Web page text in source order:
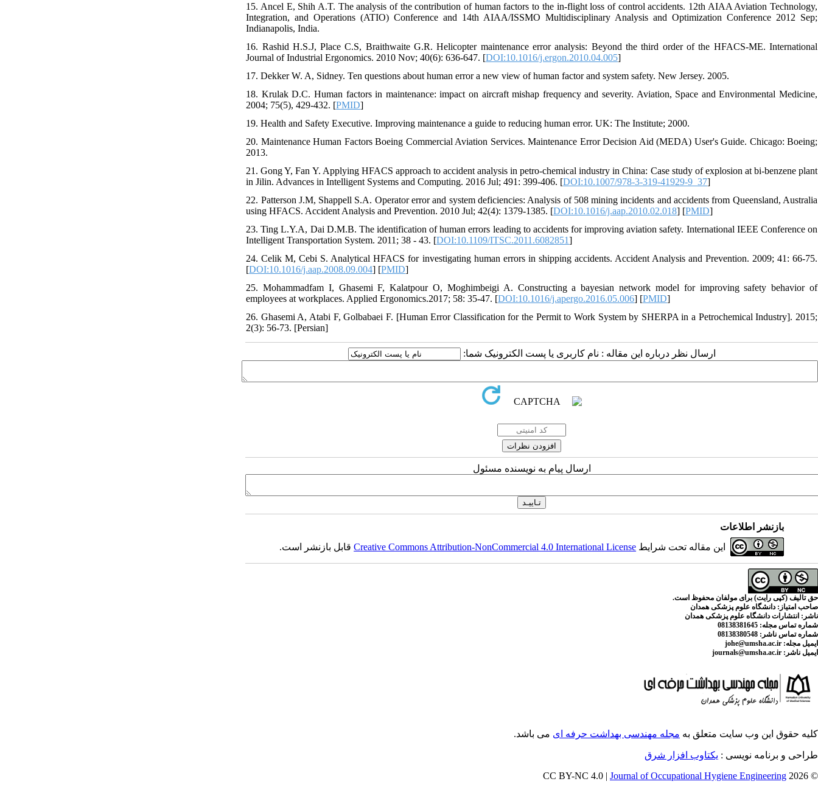
15. Ancel E, Shih A.T. The analysis of the contribution of human factors to the in-flight loss of control accidents. 12th AIAA Aviation Technology,
Integration, and Operations (ATIO) Conference and 14th AIAA/ISSMO Multidisciplinary Analysis and Optimization Conference 2012 Sep;
Indianapolis, India.
16. Rashid H.S.J, Place C.S, Braithwaite G.R. Helicopter maintenance error analysis: Beyond the third order of the HFACS-ME. International
Journal of Industrial Ergonomics. 2010 Nov; 40(6): 636-647. [DOI:10.1016/j.ergon.2010.04.005]
17. Dekker W. A, Sidney. Ten questions about human error a new view of human factor and system safety. New Jersey. 2005.
18. Krulak D.C. Human factors in maintenance: impact on aircraft mishap frequency and severity. Aviation, Space and Environmental Medicine,
2004; 75(5), 429-432. [PMID]
19. Health and Safety Executive. Improving maintenance a guide to reducing human error. UK: The Institute; 2000.
20. Maintenance Human Factors Boeing Commercial Aviation Services. Maintenance Error Decision Aid (MEDA) User's Guide. Chicago: Boeing;
2013.
21. Gong Y, Fan Y. Applying HFACS approach to accident analysis in petro-chemical industry in China: Case study of explosion at bi-benzene plant
in Jilin. Advances in Intelligent Systems and Computing. 2016 Jul; 491: 399-406. [DOI:10.1007/978-3-319-41929-9_37]
22. Patterson J.M, Shappell S.A. Operator error and system deficiencies: Analysis of 508 mining incidents and accidents from Queensland, Australia
using HFACS. Accident Analysis and Prevention. 2010 Jul; 42(4): 1379-1385. [DOI:10.1016/j.aap.2010.02.018] [PMID]
23. Ting L.Y.A, Dai D.M.B. The identification of human errors leading to accidents for improving aviation safety. International IEEE Conference on
Intelligent Transportation System. 2011; 38 - 43. [DOI:10.1109/ITSC.2011.6082851]
24. Celik M, Cebi S. Analytical HFACS for investigating human errors in shipping accidents. Accident Analysis and Prevention. 2009; 41: 66-75.
[DOI:10.1016/j.aap.2008.09.004] [PMID]
25. Mohammadfam I, Ghasemi F, Kalatpour O, Moghimbeigi A. Constructing a bayesian network model for improving safety behavior of
employees at workplaces. Applied Ergonomics.2017; 58: 35-47. [DOI:10.1016/j.apergo.2016.05.006] [PMID]
26. Ghasemi A, Atabi F, Golbabaei F. [Human Error Classification for the Permit to Work System by SHERPA in a Petrochemical Industry]. 2015;
2(3): 56-73. [Persian]
ارسال نظر درباره این مقاله : نام کاربری یا پست الکترونیک شما:
ارسال پیام به نویسنده مسئول
بازنشر اطلاعات
این مقاله تحت شرایط Creative Commons Attribution-NonCommercial 4.0 International Licenseقابل بازنشر است.
حق تالیف (کپی رایت) برای مولفان محفوظ است.
صاحب امتیاز: دانشگاه علوم پزشکی همدان
ناشر: انتشارات دانشگاه علوم پزشکی همدان
شماره تماس مجله: 08138381645
شماره تماس ناشر:
ایمیل مجله:
ایمیل ناشر:
کلیه حقوق این وب سایت متعلق به مجله مهندسی بهداشت حرفه ای می باشد.
طراحی و برنامه نویسی : یکتاوب افزار شرق
© 2026 CC BY-NC 4.0 |
Journal of Occupational Hygiene Engineering